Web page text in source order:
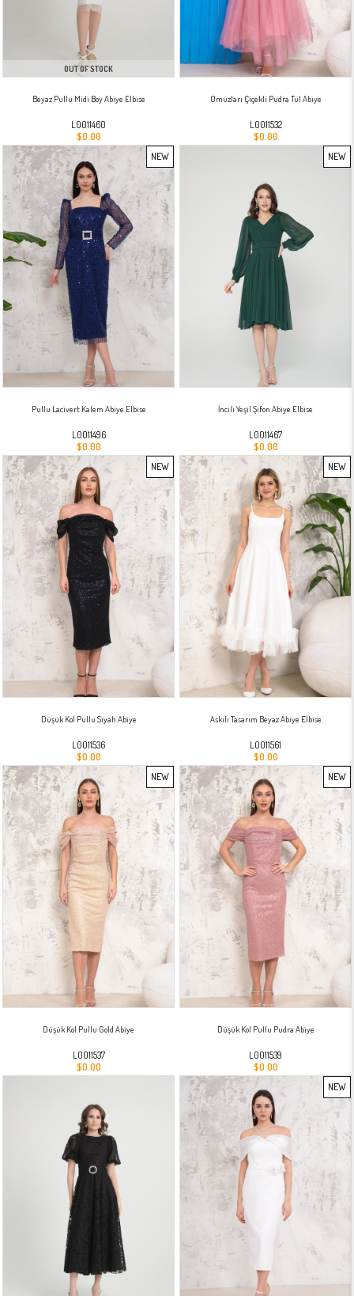
OUT OF STOCK
Beyaz Pullu Midi Boy Abiye Elbise
L0011460
$0.00
Omuzları Çiçekli Pudra Tül Abiye
L0011532
$0.00
Pullu Lacivert Kalem Abiye Elbise
L0011496
$0.00
NEW
ITEM
İncili Yeşil Şifon Abiye Elbise
L0011467
$0.00
NEW
Düşük Kol Pullu Siyah Abiye
L0011536
$0.00
NEW
ITEM
Askılı Tasarım Beyaz Abiye Elbise
L0011561
$0.00
NEW
ITEM
Düşük Kol Pullu Gold Abiye
L0011537
$0.00
NEW
ITEM
Düşük Kol Pullu Pudra Abiye
L0011539
$0.00
NEW
ITEM
NEW